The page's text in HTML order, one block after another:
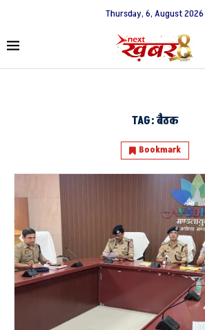
Thursday, 6, August 2026
TAG:बैठक
Bookmark